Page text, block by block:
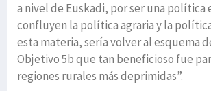
a nivel de Euskadi, por ser una política
confluyen la política agraria y la
esta materia, sería volver al esquema
Objetivo 5b que tan beneficioso fue
regiones rurales más deprimidas”.